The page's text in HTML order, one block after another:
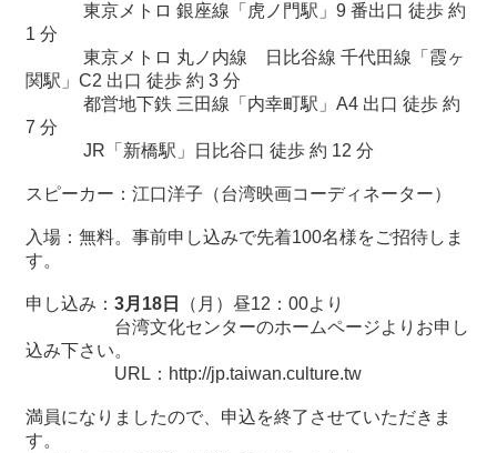
関
リ
ク
ホ
ム
イ
マ
東京メトロ 銀座線「虎ノ門駅」 9 番出口 徒歩 約
1 分
東京メトロ 丸ノ内線 日比谷線 千代田線「霞ヶ
関駅」 C2 出口 徒歩 約 3 分
都営地下鉄 三田線「内幸町駅」A4 出口 徒歩 約
7 分
JR「新橋駅」日比谷口 徒歩 約 12 分
スピーカー：江口洋子（台湾映画コーディネーター）
入場：無料。事前申し込みで先着100名様をご招待しま
す。
申し込み： 3月 18 日 （月）昼12 ： 00より
台湾文化センターのホームページよりお申し
込み下さい。
URL ： http://jp.taiwan.culture.tw
満員になりましたので、申込を終了させていただきま
す。